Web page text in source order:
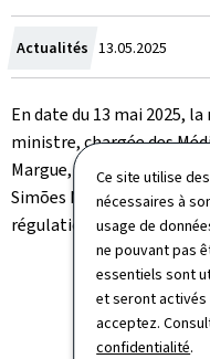
Ce site utilise
nécessaires à
usage de
ne pouvant pas
essentiels sont
et seront activés
acceptez.
confidentialité.
Actualités Crée
le
13.05.2025
En date du 13 mai 2025,
ministre, chargée des
Margue, a procédé à
Simões Nunes auprès de
régulation.
Assermentation